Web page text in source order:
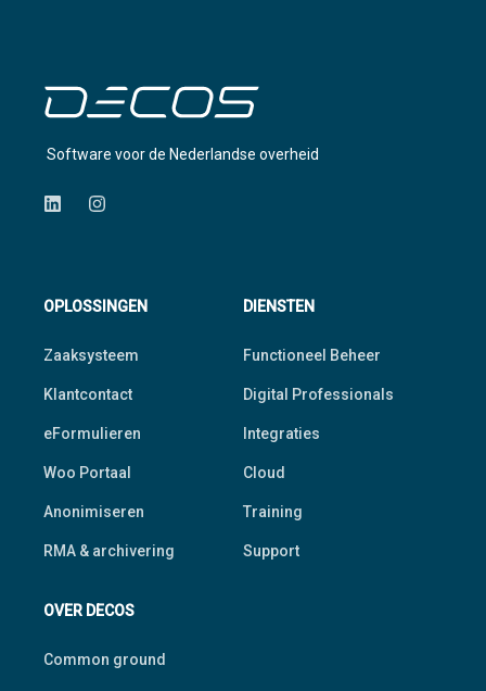
Software voor de Nederlandse overheid
OPLOSSINGEN
Zaaksysteem
Klantcontact
eFormulieren
Woo Portaal
Anonimiseren
RMA & archivering
DIENSTEN
Functioneel Beheer
Digital Professionals
Integraties
Cloud
Training
Support
OVER DECOS
Common ground